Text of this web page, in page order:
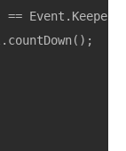
== Event .
. countDown();